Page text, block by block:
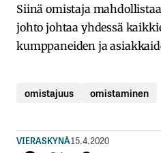
Siinä omistaja
johto johtaa yhdessä
kumppaneiden ja
omistajuus omistaminen
VIERASKYNÄ15.4.2020